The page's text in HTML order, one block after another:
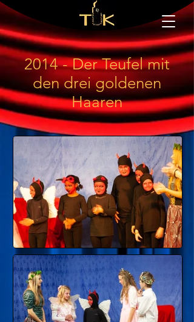
2014 - Der Teufel mit
den drei goldenen
Haaren